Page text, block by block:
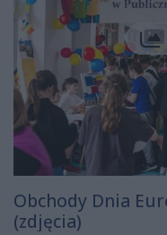
Obchody Dnia
(zdjęcia)